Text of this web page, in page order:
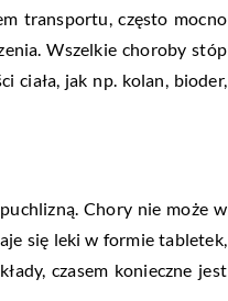
transportu, często mocno
Wszelkie choroby stóp
ciała, jak np. kolan, bioder,
Chory nie może w
się leki w formie tabletek,
czasem konieczne jest